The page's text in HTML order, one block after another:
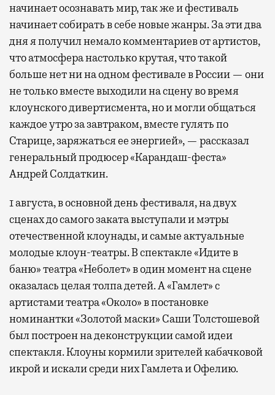
начинает осознавать мир, так же и фестиваль
начинает собирать в себе новые жанры. За эти два
дня я получил немало комментариев от артистов,
что атмосфера настолько крутая, что такой
больше нет ни на одном фестивале в России — они
не только вместе выходили на сцену во время
клоунского дивертисмента, но и могли общаться
каждое утро за завтраком, вместе гулять по
Старице, заряжаться ее энергией», — рассказал
генеральный продюсер «Карандаш-феста»
Андрей Солдаткин.
1 августа, в основной день фестиваля, на двух
сценах до самого заката выступали и мэтры
отечественной клоунады, и самые актуальные
молодые клоун-театры. В спектакле «Идите в
баню» театра «Неболет» в один момент на сцене
оказалась целая толпа детей. А «Гамлет» с
артистами театра «Около» в постановке
номинантки «Золотой маски» Саши Толстошевой
был построен на деконструкции самой идеи
спектакля. Клоуны кормили зрителей кабачковой
икрой и искали среди них Гамлета и Офелию.